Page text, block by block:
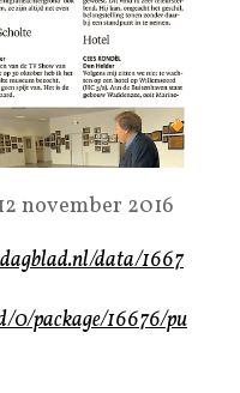
november 2016
data/1667
0/package/16676/pu